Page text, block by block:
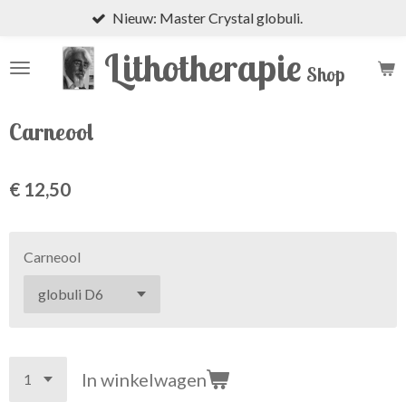
naar
Lithotherapie Shop
Nieuw: Master Crystal globuli.
Carneool
€ 12,50
Carneool
In winkelwagen